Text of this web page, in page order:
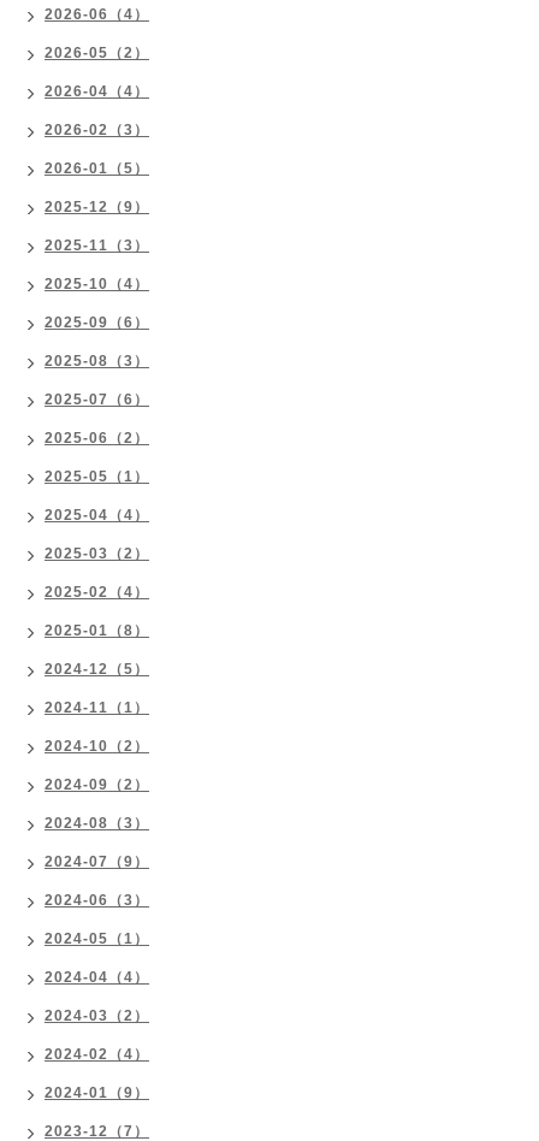
2026-06（4）
2026-05（2）
2026-04（4）
2026-02（3）
2026-01（5）
2025-12（9）
2025-11（3）
2025-10（4）
2025-09（6）
2025-08（3）
2025-07（6）
2025-06（2）
2025-05（1）
2025-04（4）
2025-03（2）
2025-02（4）
2025-01（8）
2024-12（5）
2024-11（1）
2024-10（2）
2024-09（2）
2024-08（3）
2024-07（9）
2024-06（3）
2024-05（1）
2024-04（4）
2024-03（2）
2024-02（4）
2024-01（9）
2023-12（7）